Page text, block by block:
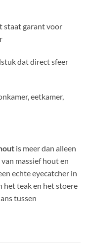
staat garant voor
dat direct sfeer
eetkamer,
is meer dan alleen
massief hout en
echte eyecatcher in
het teak en het stoere
tussen